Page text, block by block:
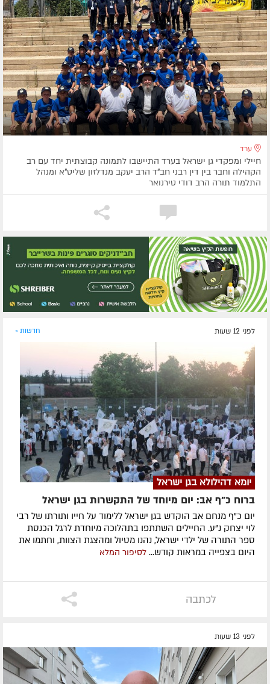
ערד
חיילי ומפקדי גן ישראל בערד התיישבו לתמונה קבוצתית יחד עם רב
הקהילה וחבר בין דין רבני חב"ד הרב יעקב מנדלזון שליט"א ומנהל
התלמוד תורה הרב דודי טירנואר
לפני 12 שעות חדשות »
יומא דהילולא בגן ישראל
ברוח כ"ף אב: יום מיוחד של התקשרות בגן ישראל
יום כ"ף מנחם אב הוקדש בגן ישראל ללימוד על חייו ותורתו של רבי
לוי יצחק נ"ע. החיילים השתתפו בתהלוכה מיוחדת לרגל הכנסת
ספר התורה של ילדי ישראל, נהנו מטיול ומהצגת הצוות, וחתמו את
היום בצפייה במראות קודש...לסיפור המלא
לכתבה
לפני 13 שעות